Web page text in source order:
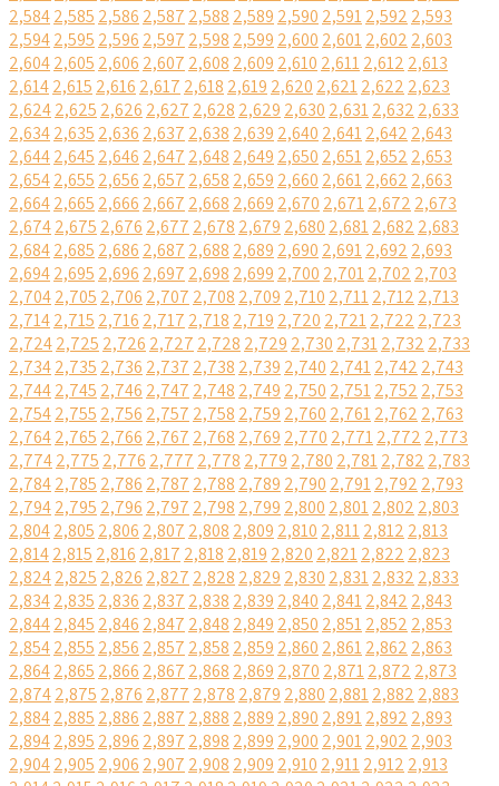
2,5842,585 2,586 2,587 2,588 2,589 2,590 2,5912,592 2,593
2,5942,595 2,596 2,597 2,598 2,599 2,600 2,6012,602 2,603
2,6042,605 2,606 2,607 2,608 2,609 2,610 2,6112,612 2,613
2,6142,615 2,616 2,617 2,618 2,619 2,620 2,6212,622 2,623
2,6242,625 2,626 2,627 2,628 2,629 2,630 2,6312,632 2,633
2,6342,635 2,636 2,637 2,638 2,639 2,640 2,6412,642 2,643
2,6442,645 2,646 2,647 2,648 2,649 2,650 2,6512,652 2,653
2,6542,655 2,656 2,657 2,658 2,659 2,660 2,6612,662 2,663
2,6642,665 2,666 2,667 2,668 2,669 2,670 2,6712,672 2,673
2,6742,675 2,676 2,677 2,678 2,679 2,680 2,6812,682 2,683
2,6842,685 2,686 2,687 2,688 2,689 2,690 2,6912,692 2,693
2,6942,695 2,696 2,697 2,698 2,699 2,700 2,7012,702 2,703
2,7042,705 2,706 2,707 2,708 2,709 2,710 2,7112,712 2,713
2,7142,715 2,716 2,717 2,718 2,719 2,720 2,7212,722 2,723
2,7242,725 2,726 2,727 2,728 2,729 2,730 2,7312,732 2,733
2,7342,735 2,736 2,737 2,738 2,739 2,740 2,7412,742 2,743
2,7442,745 2,746 2,747 2,748 2,749 2,750 2,7512,752 2,753
2,7542,755 2,756 2,757 2,758 2,759 2,760 2,7612,762 2,763
2,7642,765 2,766 2,767 2,768 2,769 2,770 2,7712,772 2,773
2,7742,775 2,776 2,777 2,778 2,779 2,780 2,7812,782 2,783
2,7842,785 2,786 2,787 2,788 2,789 2,790 2,7912,792 2,793
2,7942,795 2,796 2,797 2,798 2,799 2,800 2,8012,802 2,803
2,8042,805 2,806 2,807 2,808 2,809 2,810 2,8112,812 2,813
2,8142,815 2,816 2,817 2,818 2,819 2,820 2,8212,822 2,823
2,8242,825 2,826 2,827 2,828 2,829 2,830 2,8312,832 2,833
2,8342,835 2,836 2,837 2,838 2,839 2,840 2,8412,842 2,843
2,8442,845 2,846 2,847 2,848 2,849 2,850 2,8512,852 2,853
2,8542,855 2,856 2,857 2,858 2,859 2,860 2,8612,862 2,863
2,8642,865 2,866 2,867 2,868 2,869 2,870 2,8712,872 2,873
2,8742,875 2,876 2,877 2,878 2,879 2,880 2,8812,882 2,883
2,8842,885 2,886 2,887 2,888 2,889 2,890 2,8912,892 2,893
2,8942,895 2,896 2,897 2,898 2,899 2,900 2,9012,902 2,903
2,9042,905 2,906 2,907 2,908 2,909 2,910 2,9112,912 2,913